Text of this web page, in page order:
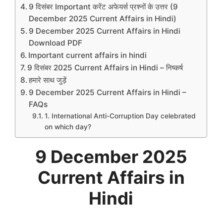
9 दिसंबर Important करेंट अफेयर्स प्रश्नों के उत्तर (9
December 2025 Current Affairs in Hindi)
9 December 2025 Current Affairs in Hindi
Download PDF
Important current affairs in hindi
9 दिसंबर 2025 Current Affairs in Hindi – निष्कर्ष
हमारे साथ जुड़ें
9 December 2025 Current Affairs in Hindi –
FAQs
1. International Anti-Corruption Day celebrated
on which day?
9 December 2025
Current Affairs in
Hindi